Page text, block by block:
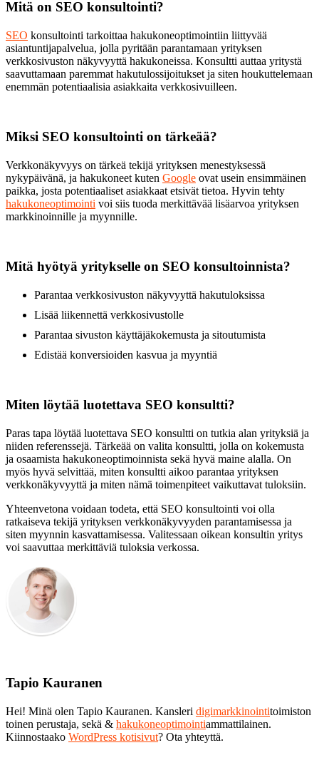
Mitä on SEO konsultointi?
SEO konsultointi tarkoittaa hakukoneoptimointiin liittyvää
asiantuntijapalvelua, jolla pyritään parantamaan yrityksen
verkkosivuston näkyvyyttä hakukoneissa. Konsultti auttaa yritystä
saavuttamaan paremmat hakutulossijoitukset ja siten houkuttelemaan
enemmän potentiaalisia asiakkaita verkkosivuilleen.
Miksi SEO konsultointi on tärkeää?
Verkkonäkyvyys on tärkeä tekijä yrityksen menestyksessä
nykypäivänä, ja hakukoneet kuten Google ovat usein ensimmäinen
paikka, josta potentiaaliset asiakkaat etsivät tietoa. Hyvin tehty
hakukoneoptimointi voi siis tuoda merkittävää lisäarvoa yrityksen
markkinoinnille ja myynnille.
Mitä hyötyä yritykselle on SEO konsultoinnista?
Parantaa verkkosivuston näkyvyyttä hakutuloksissa
Lisää liikennettä verkkosivustolle
Parantaa sivuston käyttäjäkokemusta ja sitoutumista
Edistää konversioiden kasvua ja myyntiä
Miten löytää luotettava SEO konsultti?
Paras tapa löytää luotettava SEO konsultti on tutkia alan yrityksiä ja
niiden referenssejä. Tärkeää on valita konsultti, jolla on kokemusta
ja osaamista hakukoneoptimoinnista sekä hyvä maine alalla. On
myös hyvä selvittää, miten konsultti aikoo parantaa yrityksen
verkkonäkyvyyttä ja miten nämä toimenpiteet vaikuttavat tuloksiin.
Yhteenvetona voidaan todeta, että SEO konsultointi voi olla
ratkaiseva tekijä yrityksen verkkonäkyvyyden parantamisessa ja
siten myynnin kasvattamisessa. Valitessaan oikean konsultin yritys
voi saavuttaa merkittäviä tuloksia verkossa.
Tapio Kauranen
Hei! Minä olen Tapio Kauranen. Kansleri digimarkkinointitoimiston
toinen perustaja, sekä & hakukoneoptimointiammattilainen.
Kiinnostaako WordPress kotisivut? Ota yhteyttä.